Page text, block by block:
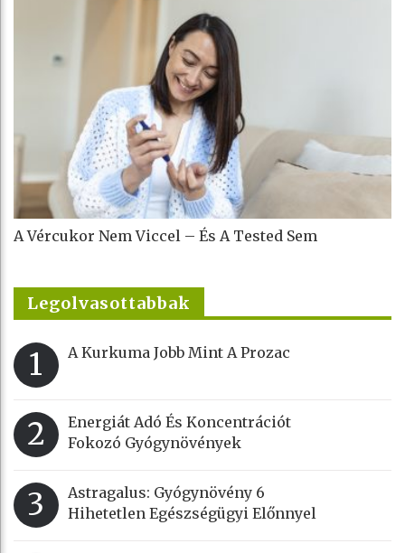
A Vércukor Nem Viccel – És A Tested Sem
Legolvasottabbak
1 A Kurkuma Jobb Mint A Prozac
2
Energiát Adó És Koncentrációt
Fokozó Gyógynövények
3
Astragalus: Gyógynövény 6
Hihetetlen Egészségügyi Előnnyel